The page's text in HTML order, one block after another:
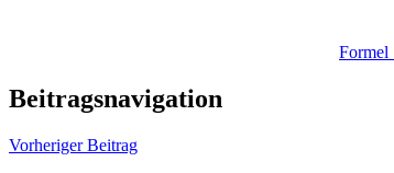
Formel
Beitragsnavigation
Vorheriger Beitrag